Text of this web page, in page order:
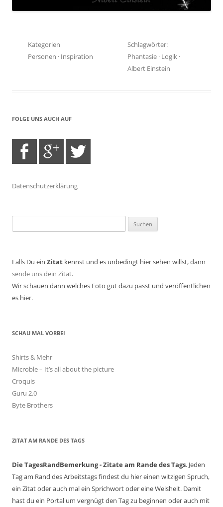
Kategorien
Personen · Inspiration
Schlagwörter:
Phantasie · Logik ·
Albert Einstein
FOLGE UNS AUCH AUF
Datenschutzerklärung
nach:
Falls Du ein Zitat kennst und es unbedingt hier sehen willst, dann
sende uns dein Zitat.
Wir schauen dann welches Foto gut dazu passt und veröffentlichen
es hier.
SCHAU MAL VORBEI
Shirts & Mehr
Microble – It’s all about the picture
Croquis
Guru 2.0
Byte Brothers
ZITAT AM RANDE DES TAGS
Die TagesRandBemerkung - Zitate am Rande des Tags. Jeden
Tag am Rand des Arbeitstags findest du hier einen witzigen Spruch,
ein Zitat oder auch mal ein Sprichwort oder eine Weisheit. Damit
hast du ein Portal um vergnügt den Tag zu beginnen oder auch mit